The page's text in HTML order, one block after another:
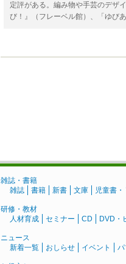
定評がある。編み物や手芸のデザ
び！』（フレーベル館）、「ゆび
雑誌・書籍
雑誌
書籍 新書 文庫 児童書・
研修・教材
人材育成
セミナー CD DVD・
ニュース
新着一覧
おしらせ イベント パ